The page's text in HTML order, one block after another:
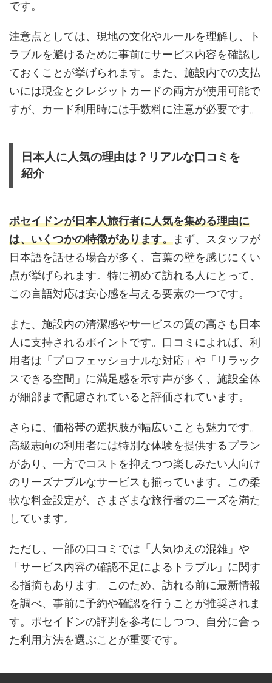
です。
注意点としては、現地の文化やルールを理解し、ト
ラブルを避けるために事前にサービス内容を確認し
ておくことが挙げられます。また、施設内での支払
いには現金とクレジットカードの両方が使用可能で
すが、カード利用時には手数料に注意が必要です。
日本人に人気の理由は？リアルな口コミを
紹介
ポセイドンが日本人旅行者に人気を集める理由に
は、いくつかの特徴があります。まず、スタッフが
日本語を話せる場合が多く、言葉の壁を感じにくい
点が挙げられます。特に初めて訪れる人にとって、
この言語対応は安心感を与える要素の一つです。
また、施設内の清潔感やサービスの質の高さも日本
人に支持されるポイントです。口コミによれば、利
用者は「プロフェッショナルな対応」や「リラック
スできる空間」に満足感を示す声が多く、施設全体
が細部まで配慮されていると評価されています。
さらに、価格帯の選択肢が幅広いことも魅力です。
高級志向の利用者には特別な体験を提供するプラン
があり、一方でコストを抑えつつ楽しみたい人向け
のリーズナブルなサービスも揃っています。この柔
軟な料金設定が、さまざまな旅行者のニーズを満た
しています。
ただし、一部の口コミでは「人気ゆえの混雑」や
「サービス内容の確認不足によるトラブル」に関す
る指摘もあります。このため、訪れる前に最新情報
を調べ、事前に予約や確認を行うことが推奨されま
す。ポセイドンの評判を参考にしつつ、自分に合っ
た利用方法を選ぶことが重要です。